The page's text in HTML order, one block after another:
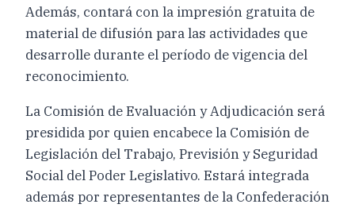
Además, contará con la impresión gratuita de
material de difusión para las actividades que
desarrolle durante el período de vigencia del
reconocimiento.
La Comisión de Evaluación y Adjudicación será
presidida por quien encabece la Comisión de
Legislación del Trabajo, Previsión y Seguridad
Social del Poder Legislativo. Estará integrada
además por representantes de la Confederación